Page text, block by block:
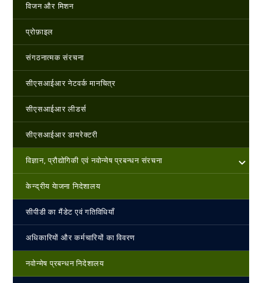
विजन और मिशन
प्रोफ़ाइल
संगठनात्मक संरचना
सीएसआईआर नेटवर्क मानचित्र
सीएसआईआर लीडर्स
सीएसआईआर डायरेक्टरी
विज्ञान, प्रौद्योगिकी एवं नवोन्‍मेष प्रबन्‍धन संरचना
केन्‍द्रीय येाजना निदेशालय
सीपीडी का मैंडेट एवं गतिविधियाँ
अधिकारियों और कर्मचारियों का विवरण
नवोन्‍मेष प्रबन्‍धन निदेशालय